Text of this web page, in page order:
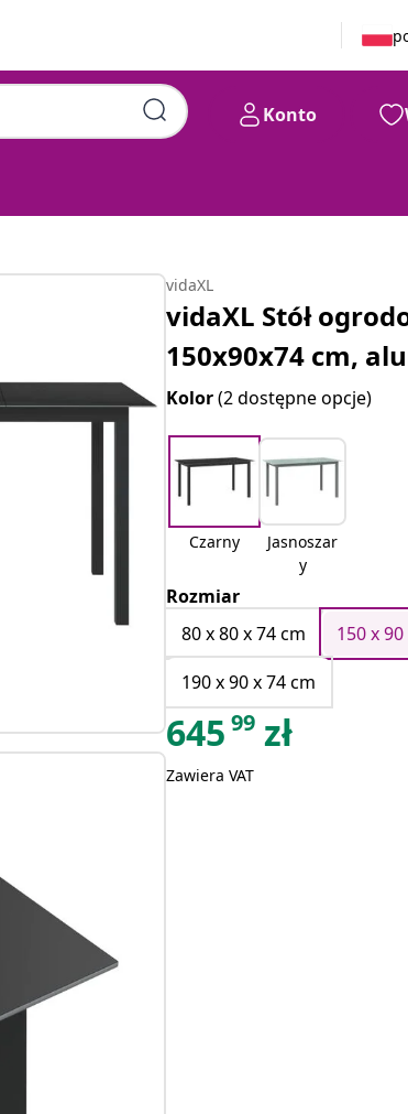
Konto
vidaXL
vidaXL Stół
150x90x74 cm,
Kolor(2 dostępne opcje)
Czarny
Jasnoszar
y
Rozmiar
80 x 80 x 74 cm
150 x
190 x 90 x 74 cm
645 99 zł
Zawiera VAT